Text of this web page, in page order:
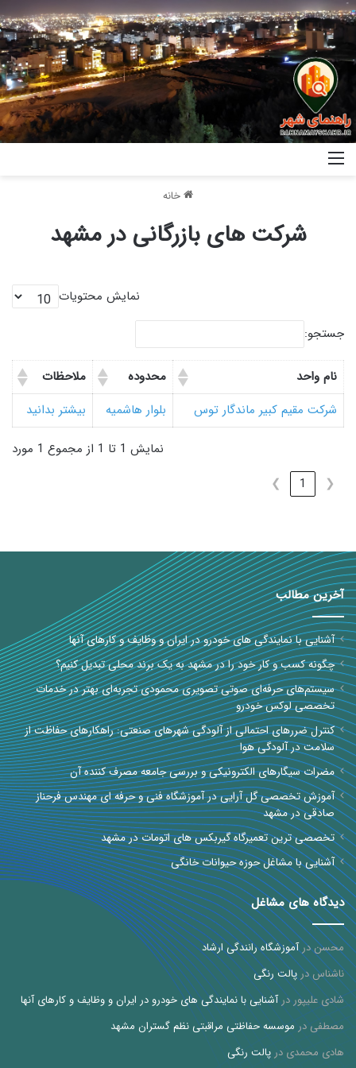
خانه
شرکت های بازرگانی در مشهد
نمایش محتویات
جستجو:
نام واحد محدوده
ملاحظات
شرکت مقیم کبیر ماندگار توس
بلوار هاشمیه بیشتر بدانید
نمایش 1 تا 1 از مجموع 1 مورد
❮
1
❯
آخرین مطالب
آشنایی با نمایندگی های خودرو در ایران و وظایف و کارهای آنها
چگونه کسب و کار خود را در مشهد به یک برند محلی تبدیل کنیم؟
سیستم‌های حرفه‌ای صوتی تصویری محمودی تجربه‌ای بهتر در خدمات
تخصصی لوکس خودرو
کنترل ضررهای احتمالی از آلودگی شهرهای صنعتی: راهکارهای حفاظت از
سلامت در آلودگی هوا
مضرات سیگارهای الکترونیکی و بررسی جامعه مصرف کننده آن
آموزش تخصصی گل آرایی در آموزشگاه فنی و حرفه ای مهندس فرحناز
صادقی در مشهد
تخصصی ترین تعمیرگاه گیربکس های اتومات در مشهد
آشنایی با مشاغل حوزه حیوانات خانگی
دیدگاه های مشاغل
محسندرآموزشگاه رانندگی ارشاد
ناشناسدرپالت رنگی
شادی علیپوردرآشنایی با نمایندگی های خودرو در ایران و وظایف و کارهای آنها
مصطفی در موسسه حفاظتی مراقبتی نظم گستران مشهد
هادی محمدی در پالت رنگی